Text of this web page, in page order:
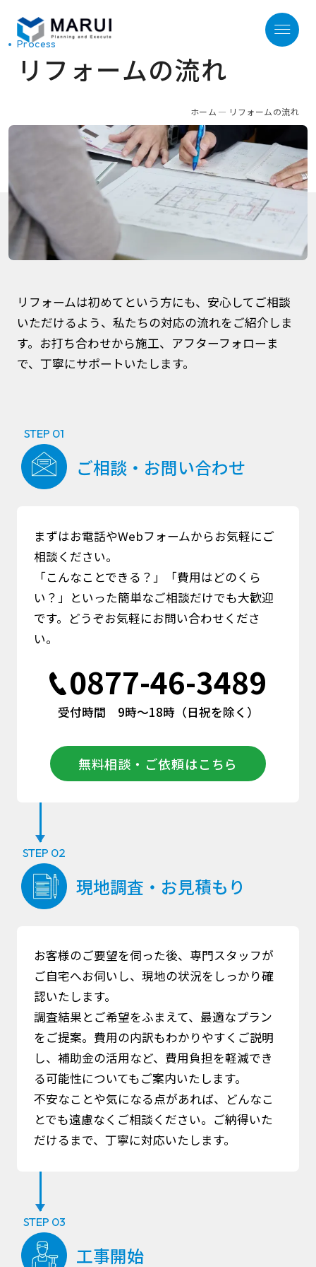
Home
Our Service
リフォームの流れ
Process
施工事例
Works
インスタグラム
Instagram
無料相談・ご依頼
0877-46-3489
受付時間 9時〜18時（日祝を除く）
Process
リフォームの流れ
ホーム リフォームの流れ
リフォームは初めてという方にも、安心してご相談
いただけるよう、 私たちの対応の流れをご紹介しま
す。 お打ち合わせから施工、アフターフォローま
で、丁寧にサポートいたします。
STEP 01
ご相談・お問い合わせ
まずはお電話やWebフォームからお気軽にご
相談ください。
「こんなことできる？」「費用はどのくら
い？」といった簡単なご相談だけでも大歓迎
です。どうぞお気軽にお問い合わせくださ
い。
0877-46-3489
受付時間 9時〜18時（日祝を除く）
無料相談・ご依頼はこちら
STEP 02
現地調査・お見積もり
お客様のご要望を伺った後、専門スタッフが
ご自宅へお伺いし、現地の状況をしっかり確
認いたします。
調査結果とご希望をふまえて、最適なプラン
をご提案。費用の内訳もわかりやすくご説明
し、補助金の活用など、費用負担を軽減でき
る可能性についてもご案内いたします。
不安なことや気になる点があれば、どんなこ
とでも遠慮なくご相談ください。ご納得いた
だけるまで、丁寧に対応いたします。
STEP 03
工事開始